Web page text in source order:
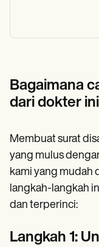
Bagaimana
dari dokter
Membuat surat
yang mulus
kami yang mudah
langkah-langkah
dan terperinci:
Langkah 1: